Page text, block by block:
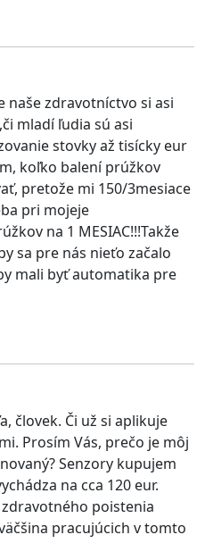
naše zdravotníctvo si asi
mladí ľudia sú asi
stovky až tisícky eur
koľko balení prúžkov
pretože mi 150/3mesiace
pri mojeje
na 1 MESIAC!!!Takže
sa pre nás nieťo začalo
mali byť automatika pre
človek. Či už si aplikuje
Prosím Vás, prečo je môj
Senzory kupujem
na cca 120 eur.
poistenia
pracujúcich v tomto